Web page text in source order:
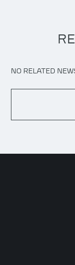
NO RELATED